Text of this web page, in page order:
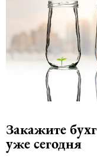
Закажите
уже сегодня